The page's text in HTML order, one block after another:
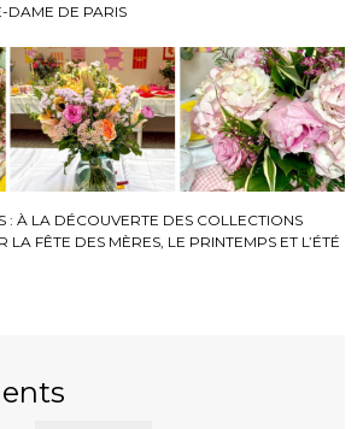
DAME DE PARIS
: À LA DÉCOUVERTE DES COLLECTIONS
FÊTE DES MÈRES, LE PRINTEMPS ET L’ÉTÉ